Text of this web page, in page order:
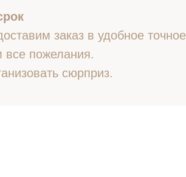
заказ в удобное
все пожелания.
сюрприз.